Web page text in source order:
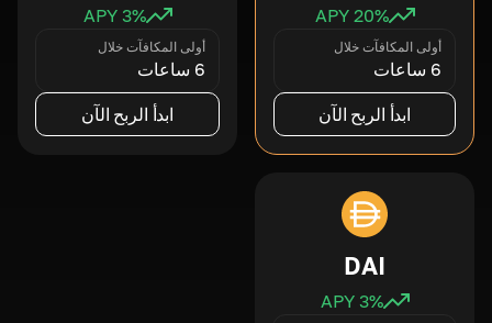
20% APY
أولى المكافآت خلال
6 ساعات
ابدأ الربح الآن
3% APY
أولى المكافآت خلال
6 ساعات
ابدأ الربح الآن
DAI
3% APY